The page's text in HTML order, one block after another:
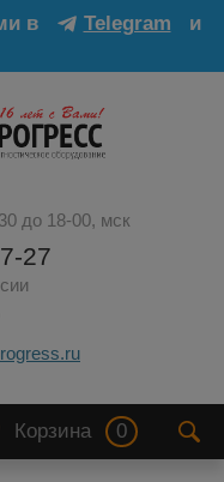
в Telegram
и
до 18-00, мск
27
Корзина 0